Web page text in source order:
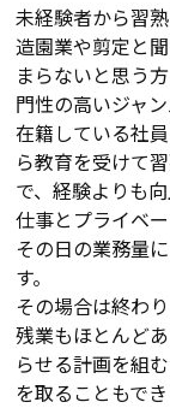
未経験者から習
造園業や剪定と
まらないと思う
門性の高いジャ
在籍している社
ら教育を受けて
で、経験よりも
仕事とプライベ
その日の業務量
す。
その場合は終わ
残業もほとんど
らせる計画を組
を取ることもでき